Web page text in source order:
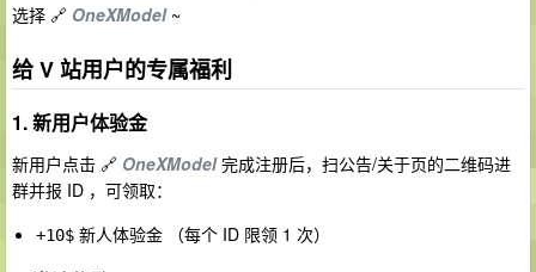
选择 🔗 OneXModel~
给 V 站用户的专属福利
1. 新用户体验金
新用户点击 🔗 OneXModel完成注册后，扫公告/关于页的二维码进
群并报 ID ，可领取：
+10$ 新人体验金 （每个 ID 限领 1 次）